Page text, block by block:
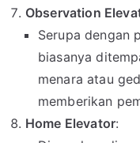
Observation
Serupa dengan
biasanya
menara atau
memberikan
Home Elevator: